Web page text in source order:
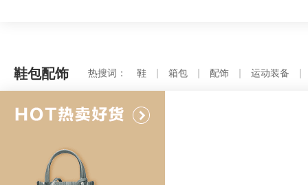
鞋包配饰 热搜词： 鞋 箱包 配饰 运动装备